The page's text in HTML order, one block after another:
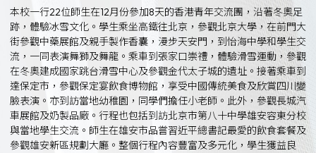
本校一行22位師生在12月份參加8天的香港青年交流團，沿著冬奧足
跡，體驗冰雪文化。學生乘坐高鐵往北京，參觀北京大學，在前門大
街參觀中藥展館及親手製作香囊，漫步天安門，到怡海中學和學生交
流，一同表演舞獅及舞龍。乘車到張家口崇禮，體驗滑雪運動，參觀
在冬奧建成國家跳台滑雪中心及參觀金代太子城的遺址。接著乘車到
達保定市，參觀保定宴飲食博物館，享受中國傳統美食及欣賞四川變
臉表演。亦到訪當地幼稚園，同學們擔任小老師。此外，參觀長城汽
車展館及奶製品廠。行程也包括到訪北京市第八十中學雄安容東分校
與當地學生交流。師生在雄安市品嘗習近平總書記最愛的飲食套餐及
參觀雄安新區規劃大廳。整個行程內容豐富及多元化，學生獲益良